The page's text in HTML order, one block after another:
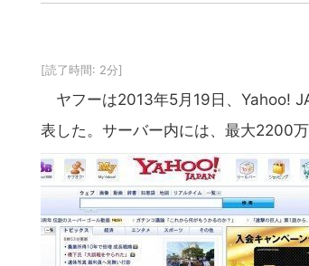
[読了時間: 2分]
ヤフーは2013年5月19日、Yahoo!
表した。サーバー内には、最大2200